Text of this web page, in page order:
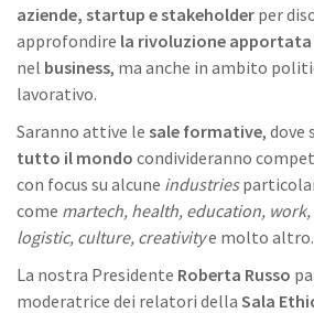
aziende, startup e stakeholder per
approfondire la rivoluzione apportata
nel business, ma anche in ambito
lavorativo.
Saranno attive le sale formative, dove
tutto il mondo condivideranno
con focus su alcune industries
come martech, health, education, work,
logistic, culture, creativitye molto altro.
La nostra Presidente Roberta Russo
moderatrice dei relatori della Sala